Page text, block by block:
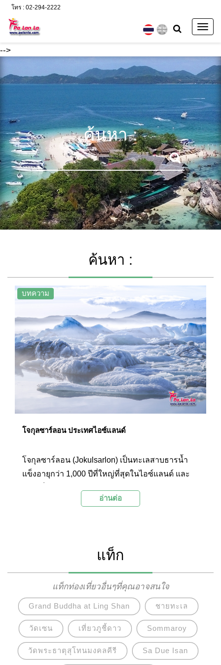
-->
โทร : 02-294-2222
ค้นหา :
ค้นหา :
บทความ
โจกุลซาร์ลอน ประเทศไอซ์แลนด์
โจกุลซาร์ลอน (Jokulsarlon) เป็นทะเลสาบธารน้ำ
แข็งอายุกว่า 1,000 ปีที่ใหญ่ที่สุดในไอซ์แลนด์ และ
กรีนแลนด์ ครอบคลุมพื้นที่กว่า 8,300 ตาราง
Vatnajokull ตั้งแต่ปี คศ.1934 โดยธารน้ำแข็งได้
ละลายมากขึ้นและขยายพื้นที่เพิ่มขึ้นในทุกๆ ปี ตรง
ข้ามกับธารน้ำแข็งที่ค่อยๆ ลดน้อยลงเรื่อยๆ
อ่านต่อ
แท็ก
แท็กท่องเที่ยวอื่นๆที่คุณอาจสนใจ
Grand Buddha at Ling Shan ชายทะเล
วัดเซน เที่ยวภูชี้ดาว Sommaroy
วัดพระธาตุสุโทนมงคลคีรี Sa Due Isan